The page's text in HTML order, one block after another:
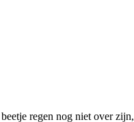
regen nog niet over zijn,